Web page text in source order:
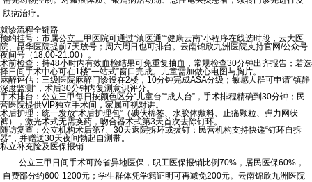
肤病治疗。
就诊流程全链路
预约挂号：市属公立三甲医院可通过“滇医通”“健康云南”小程序在线选时段，云大医
院、昆华医院提前7天放号；周六周日也可排台。云南锦欣九洲医院支持官网/公众号
夜间号（18:00-21:00）。
术前检查：持48小时内有效血检结果可免重复抽血，常规检查30分钟出齐报告；若选
择日间手术中心可在1楼“一站式”窗口完成。儿童需加做心电图与胸片。
麻醉评估：三级医院麻醉门诊设在2楼，10分钟完成ASA分级；敏感人群可申请“镇静
深度监测”，术后30分钟内复测意识评分。
手术排台：公立三甲每日按颜色区分“儿童台”“成人台”，手术排程精确到30分钟；民
营医院提供VIP独立手术间，家属可视对讲。
术后护理：统一发放“术后护理包”（碘伏棉签、水胶体敷料、止痛颗粒、弹力网状
裤），激光术式无需换药，吻合器术式第3天首次去除钉环。
随访复查：公立机构术后第7、30天返院拆环或拔钉；民营机构支持快递“钉环自拆
器”，并赠送30天夜间勃起自测带。
私立补充险及医保报销
公立三甲日间手术可跨省异地医保，职工医保报销比例70%，居民医保60%，
自费部分约600-1200元；学生群体凭学籍证明可再减免200元。云南锦欣九洲医院